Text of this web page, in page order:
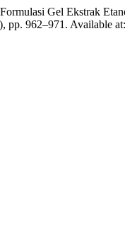
Gel Ekstrak
pp. 962–971. Available at: